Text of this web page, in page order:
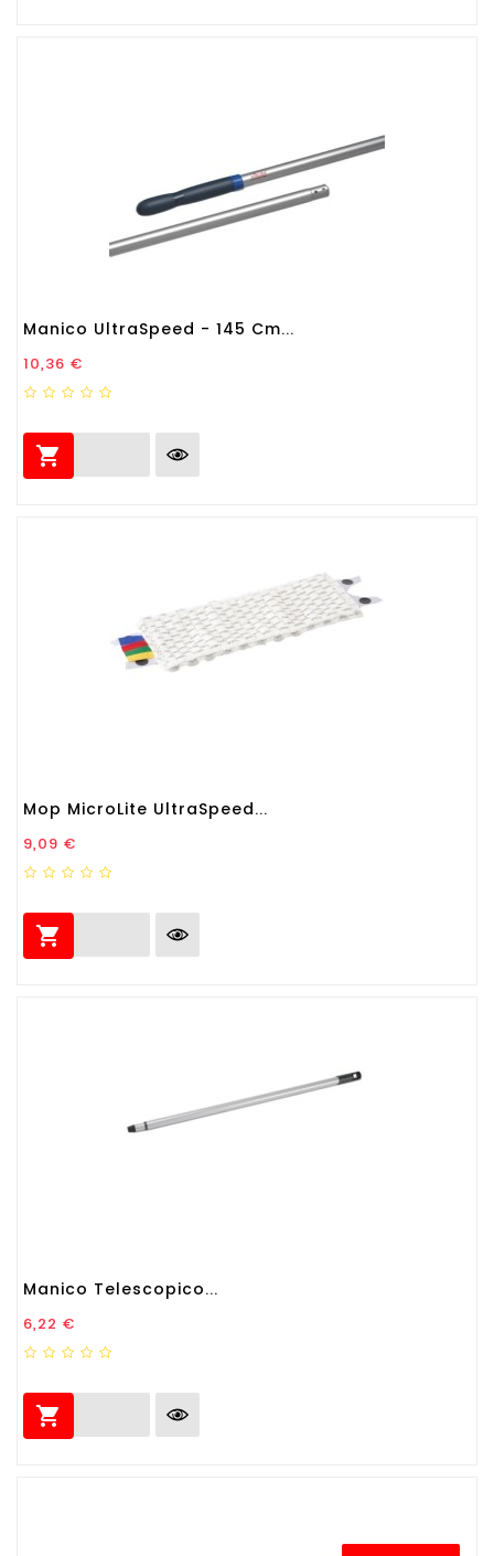
Manico UltraSpeed - 145 Cm...
Prezzo
10,36 €

Mop MicroLite UltraSpeed...
Prezzo
9,09 €

Manico Telescopico...
Prezzo
6,22 €
